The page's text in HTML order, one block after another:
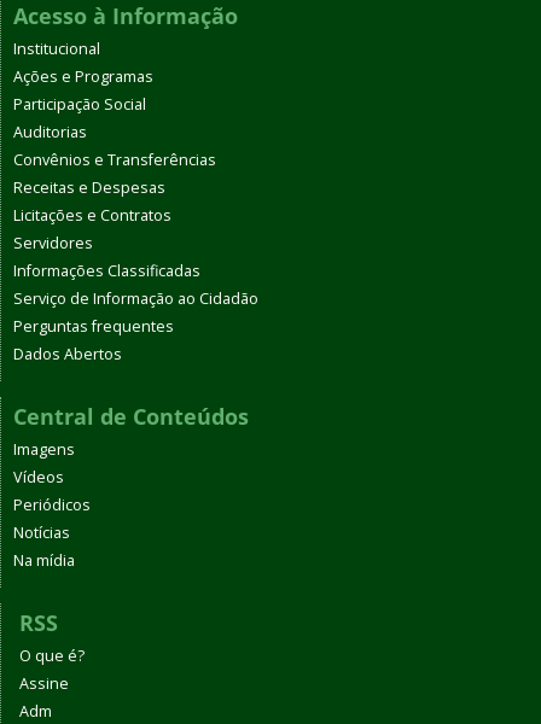
Acesso à Informação
Institucional
Ações e Programas
Participação Social
Auditorias
Convênios e Transferências
Receitas e Despesas
Licitações e Contratos
Servidores
Informações Classificadas
Serviço de Informação ao Cidadão
Perguntas frequentes
Dados Abertos
Central de Conteúdos
Imagens
Vídeos
Periódicos
Notícias
Na mídia
RSS
O que é?
Assine
Adm